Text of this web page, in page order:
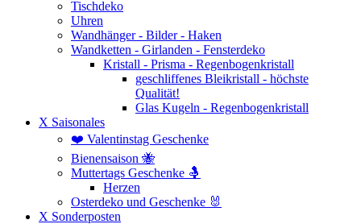
Tischdeko
Uhren
Wandhänger - Bilder - Haken
Wandketten - Girlanden - Fensterdeko
Kristall - Prisma - Regenbogenkristall
geschliffenes Bleikristall - höchste
Qualität!
Glas Kugeln - Regenbogenkristall
X Saisonales
❤️ Valentinstag Geschenke
Bienensaison 🐝
Muttertags Geschenke 🤱
Herzen
Osterdeko und Geschenke 🐰
X Sonderposten